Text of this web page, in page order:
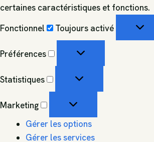
certaines caractéristiques et fonctions.
Fonctionnel
Toujours activé
Préférences
Statistiques
Marketing
Gérer les options
Gérer les services